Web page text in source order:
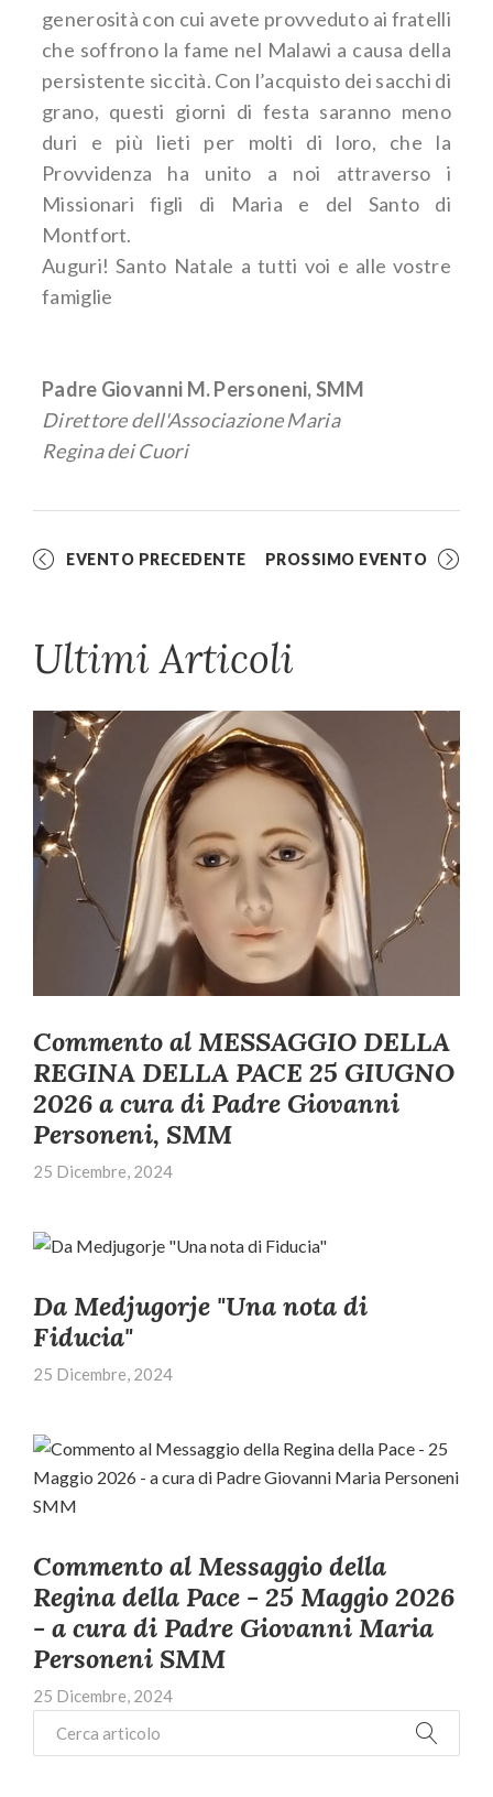
generosità con cui avete provveduto ai fratelli
che soffrono la fame nel Malawi a causa della
persistente siccità. Con l’acquisto dei sacchi di
grano, questi giorni di festa saranno meno
duri e più lieti per molti di loro, che la
Provvidenza ha unito a noi attraverso i
Missionari figli di Maria e del Santo di
Montfort.
Auguri! Santo Natale a tutti voi e alle vostre
famiglie
Padre Giovanni M. Personeni, SMM
Direttore dell'Associazione Maria
Regina dei Cuori
EVENTO PRECEDENTE PROSSIMO EVENTO
Ultimi Articoli
Commento al MESSAGGIO DELLA
REGINA DELLA PACE 25 GIUGNO
2026 a cura di Padre Giovanni
Personeni, SMM
25 Dicembre, 2024
Da Medjugorje "Una nota di
Fiducia"
25 Dicembre, 2024
Commento al Messaggio della
Regina della Pace - 25 Maggio 2026
- a cura di Padre Giovanni Maria
Personeni SMM
25 Dicembre, 2024